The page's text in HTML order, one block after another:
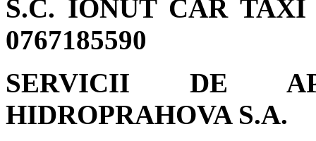
S.C. IONUT CAR TAXI
0767185590
SERVICII DE
HIDROPRAHOVA S.A.